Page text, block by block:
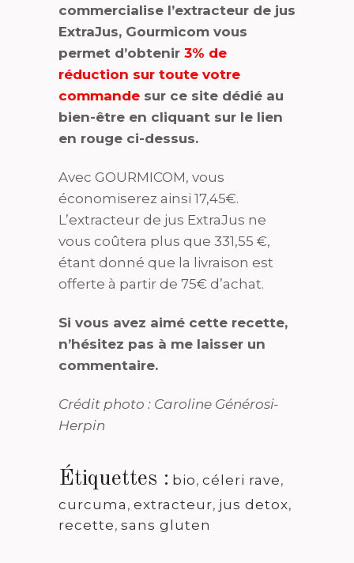
commercialise l’extracteur de jus
ExtraJus, Gourmicom vous
permet d’obtenir 3% de
réduction sur toute votre
commande sur ce site dédié au
bien-être en cliquant sur le lien
en rouge ci-dessus.
Avec GOURMICOM, vous
économiserez ainsi 17,45€.
L’extracteur de jus ExtraJus ne
vous coûtera plus que 331,55 €,
étant donné que la livraison est
offerte à partir de 75€ d’achat.
Si vous avez aimé cette recette,
n’hésitez pas à me laisser un
commentaire.
Crédit photo : Caroline Générosi-
Herpin
Étiquettes : bio, céleri rave,
curcuma , extracteur, jus detox,
recette, sans gluten